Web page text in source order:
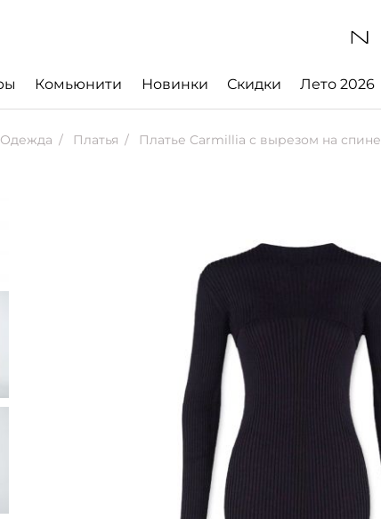
Комьюнити Новинки Скидки Лето 2026
Одежда Платья Платье Carmillia с вырезом на спине